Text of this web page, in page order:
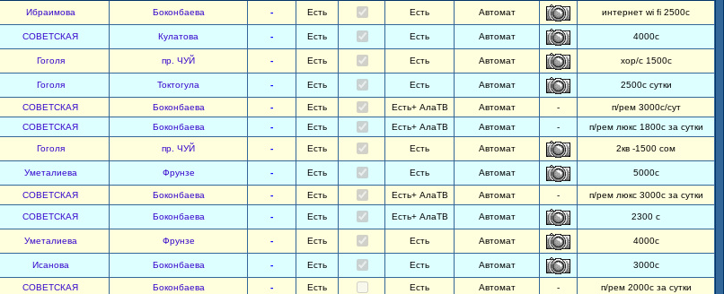
Ибраимова Боконбаева - Есть Есть Автомат интернет wi fi 2500с
СОВЕТСКАЯ Кулатова - Есть Есть Автомат 4000с
Гоголя пр. ЧУЙ - Есть Есть Автомат хор/с 1500с
Гоголя Токтогула - Есть Есть Автомат 2500с сутки
СОВЕТСКАЯ Боконбаева - Есть Есть+ АлаТВ Автомат -
п/рем 3000с/сут
СОВЕТСКАЯ Боконбаева - Есть Есть+ АлаТВ Автомат - п/рем люкс 1800с за сутки
Гоголя пр. ЧУЙ - Есть Есть Автомат 2кв -1500 сом
Уметалиева Фрунзе - Есть Есть Автомат 5000с
СОВЕТСКАЯ Боконбаева - Есть Есть+ АлаТВ Автомат - п/рем люкс 3000с за сутки
СОВЕТСКАЯ Боконбаева - Есть Есть+ АлаТВ Автомат 2300 с
Уметалиева Фрунзе - Есть Есть Автомат 4000с
Исанова Боконбаева - Есть Есть Автомат 3000с
СОВЕТСКАЯ Боконбаева - Есть Есть Автомат - п/рем 2000с за сутки